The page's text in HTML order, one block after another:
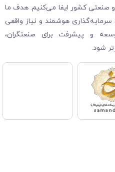
و صنعتی کشور ایفا می‌کنیم. هدف ما
هوشمند و نیاز واقعی
و پیشرفت برای صنعتگران،
شود.